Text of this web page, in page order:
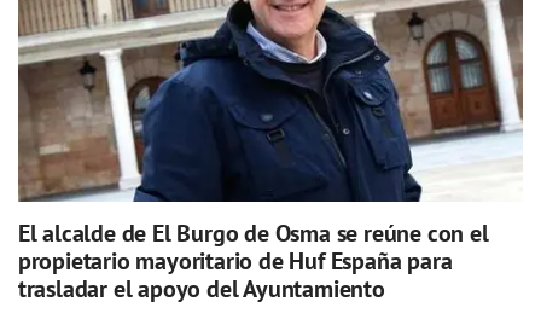
El alcalde de El Burgo de Osma se reúne con el
propietario mayoritario de Huf España para
trasladar el apoyo del Ayuntamiento